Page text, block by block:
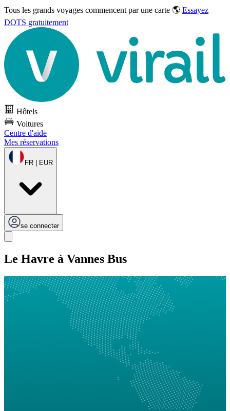
Tous les grands voyages commencent par une carte 🌎 Essayez
DOTS gratuitement
Hôtels
Voitures
Centre d'aide
Mes réservations
FR | EUR
se connecter
Le Havre à Vannes Bus